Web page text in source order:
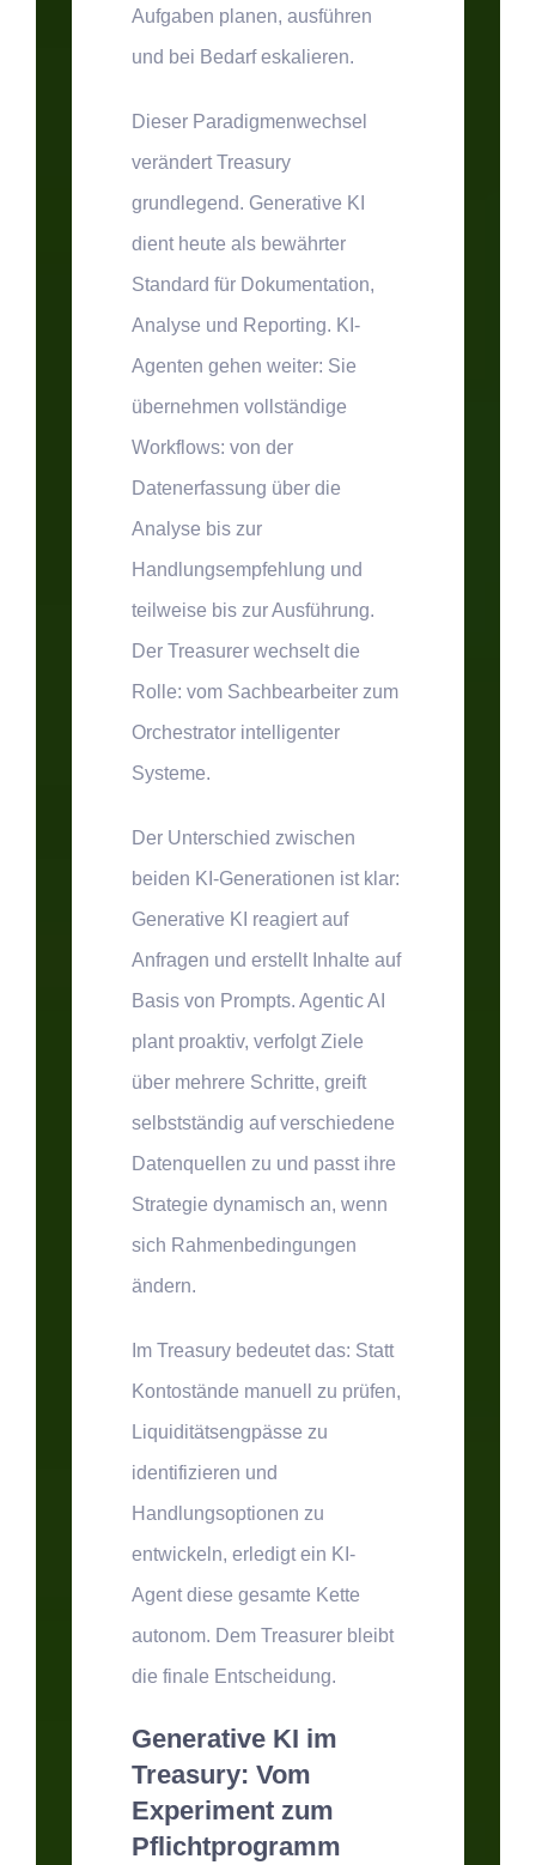
Aufgaben planen, ausführen
und bei Bedarf eskalieren.
Dieser Paradigmenwechsel
verändert Treasury
grundlegend. Generative KI
dient heute als bewährter
Standard für Dokumentation,
Analyse und Reporting. KI-
Agenten gehen weiter: Sie
übernehmen vollständige
Workflows: von der
Datenerfassung über die
Analyse bis zur
Handlungsempfehlung und
teilweise bis zur Ausführung.
Der Treasurer wechselt die
Rolle: vom Sachbearbeiter zum
Orchestrator intelligenter
Systeme.
Der Unterschied zwischen
beiden KI-Generationen ist klar:
Generative KI reagiert auf
Anfragen und erstellt Inhalte auf
Basis von Prompts. Agentic AI
plant proaktiv, verfolgt Ziele
über mehrere Schritte, greift
selbstständig auf verschiedene
Datenquellen zu und passt ihre
Strategie dynamisch an, wenn
sich Rahmenbedingungen
ändern.
Im Treasury bedeutet das: Statt
Kontostände manuell zu prüfen,
Liquiditätsengpässe zu
identifizieren und
Handlungsoptionen zu
entwickeln, erledigt ein KI-
Agent diese gesamte Kette
autonom. Dem Treasurer bleibt
die finale Entscheidung.
Generative KI im
Treasury: Vom
Experiment zum
Pflichtprogramm